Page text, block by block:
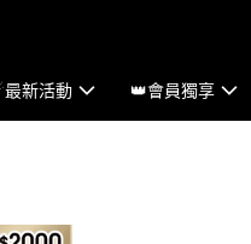
新活動 👑會員獨享